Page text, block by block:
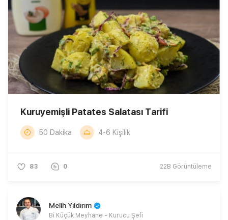
Kuruyemişli Patates Salatası Tarifi
50 Dakika 4-6 Kişilik
83 0 22B Görüntüleme
Melih Yıldırım
Bi Küçük Meyhane - Kurucu Şefi